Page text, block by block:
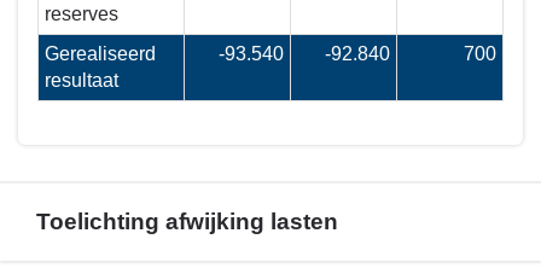
reserves
Gerealiseerd
resultaat
-93.540 -92.840 700
Toelichting afwijking lasten